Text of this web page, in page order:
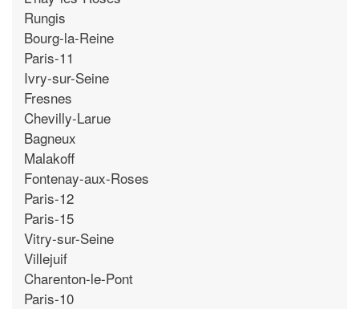
Rungis
Bourg-la-Reine
Paris-11
Ivry-sur-Seine
Fresnes
Chevilly-Larue
Bagneux
Malakoff
Fontenay-aux-Roses
Paris-12
Paris-15
Vitry-sur-Seine
Villejuif
Charenton-le-Pont
Paris-10